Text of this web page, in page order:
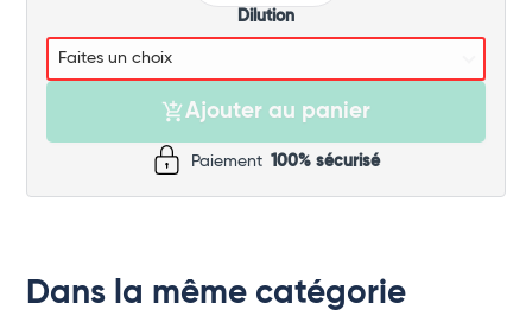
Dilution
Ajouter au panier
Paiement 100% sécurisé
Dans la même catégorie